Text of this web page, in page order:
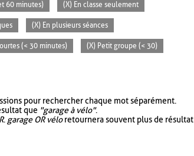
60 minutes) (X) En classe seulement
(X) En plusieurs séances
(< 30 minutes) (X) Petit groupe (< 30)
pour rechercher chaque mot séparément.
que "garage à vélo".
. garage OR véloretournera souvent plus de résultat